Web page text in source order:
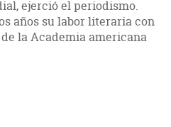
ejerció el periodismo.
años su labor literaria con
la Academia americana